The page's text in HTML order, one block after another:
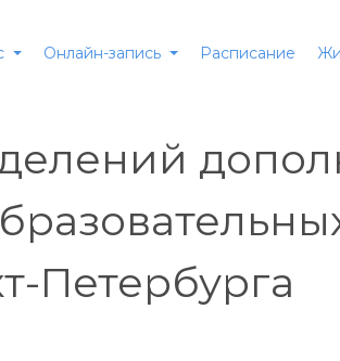
Онлайн-запись Расписание
Петербурга